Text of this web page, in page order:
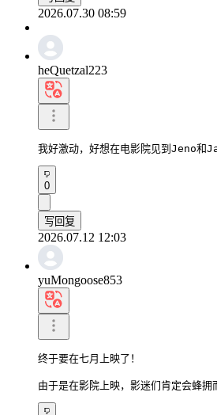
2026.07.30 08:59
heQuetzal223
我好激动，好想在电影院见到Jeno和
0
写回复
2026.07.12 12:03
yuMongoose853
终于要在七月上映了！
由于是在影院上映，影迷们肯定会蜂拥